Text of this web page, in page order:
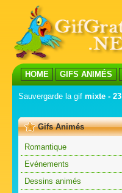
HOME GIFS ANIMÉS
Sauvergarde la gif mixte - 23
Gifs Animés
Romantique
Evénements
Dessins animés